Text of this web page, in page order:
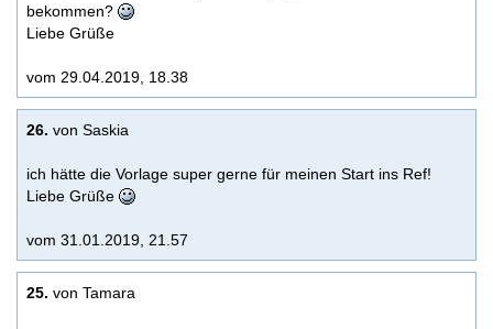
bekommen?
Liebe Grüße
vom 29.04.2019, 18.38
26. von Saskia
ich hätte die Vorlage super gerne für meinen Start ins Ref!
Liebe Grüße
vom 31.01.2019, 21.57
25. von Tamara